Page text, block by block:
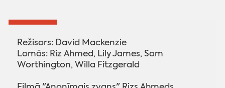
Režisors: David Mackenzie
Lomās: Riz Ahmed, Lily James, Sam
Worthington, Willa Fitzgerald